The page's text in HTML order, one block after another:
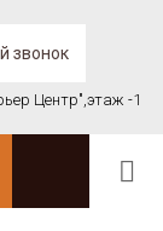
звонок
Центр",этаж -1